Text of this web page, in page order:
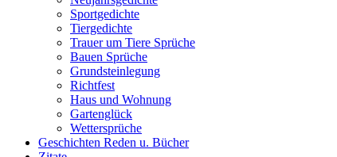
Sportgedichte
Tiergedichte
Trauer um Tiere Sprüche
Bauen Sprüche
Grundsteinlegung
Richtfest
Haus und Wohnung
Gartenglück
Wettersprüche
Geschichten Reden u. Bücher